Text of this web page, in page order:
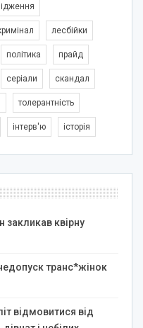
лесбійки
політика прайд
серіали скандал
толерантність
інтерв'ю історія
закликав квірну
транс*жінок
відмовитися від